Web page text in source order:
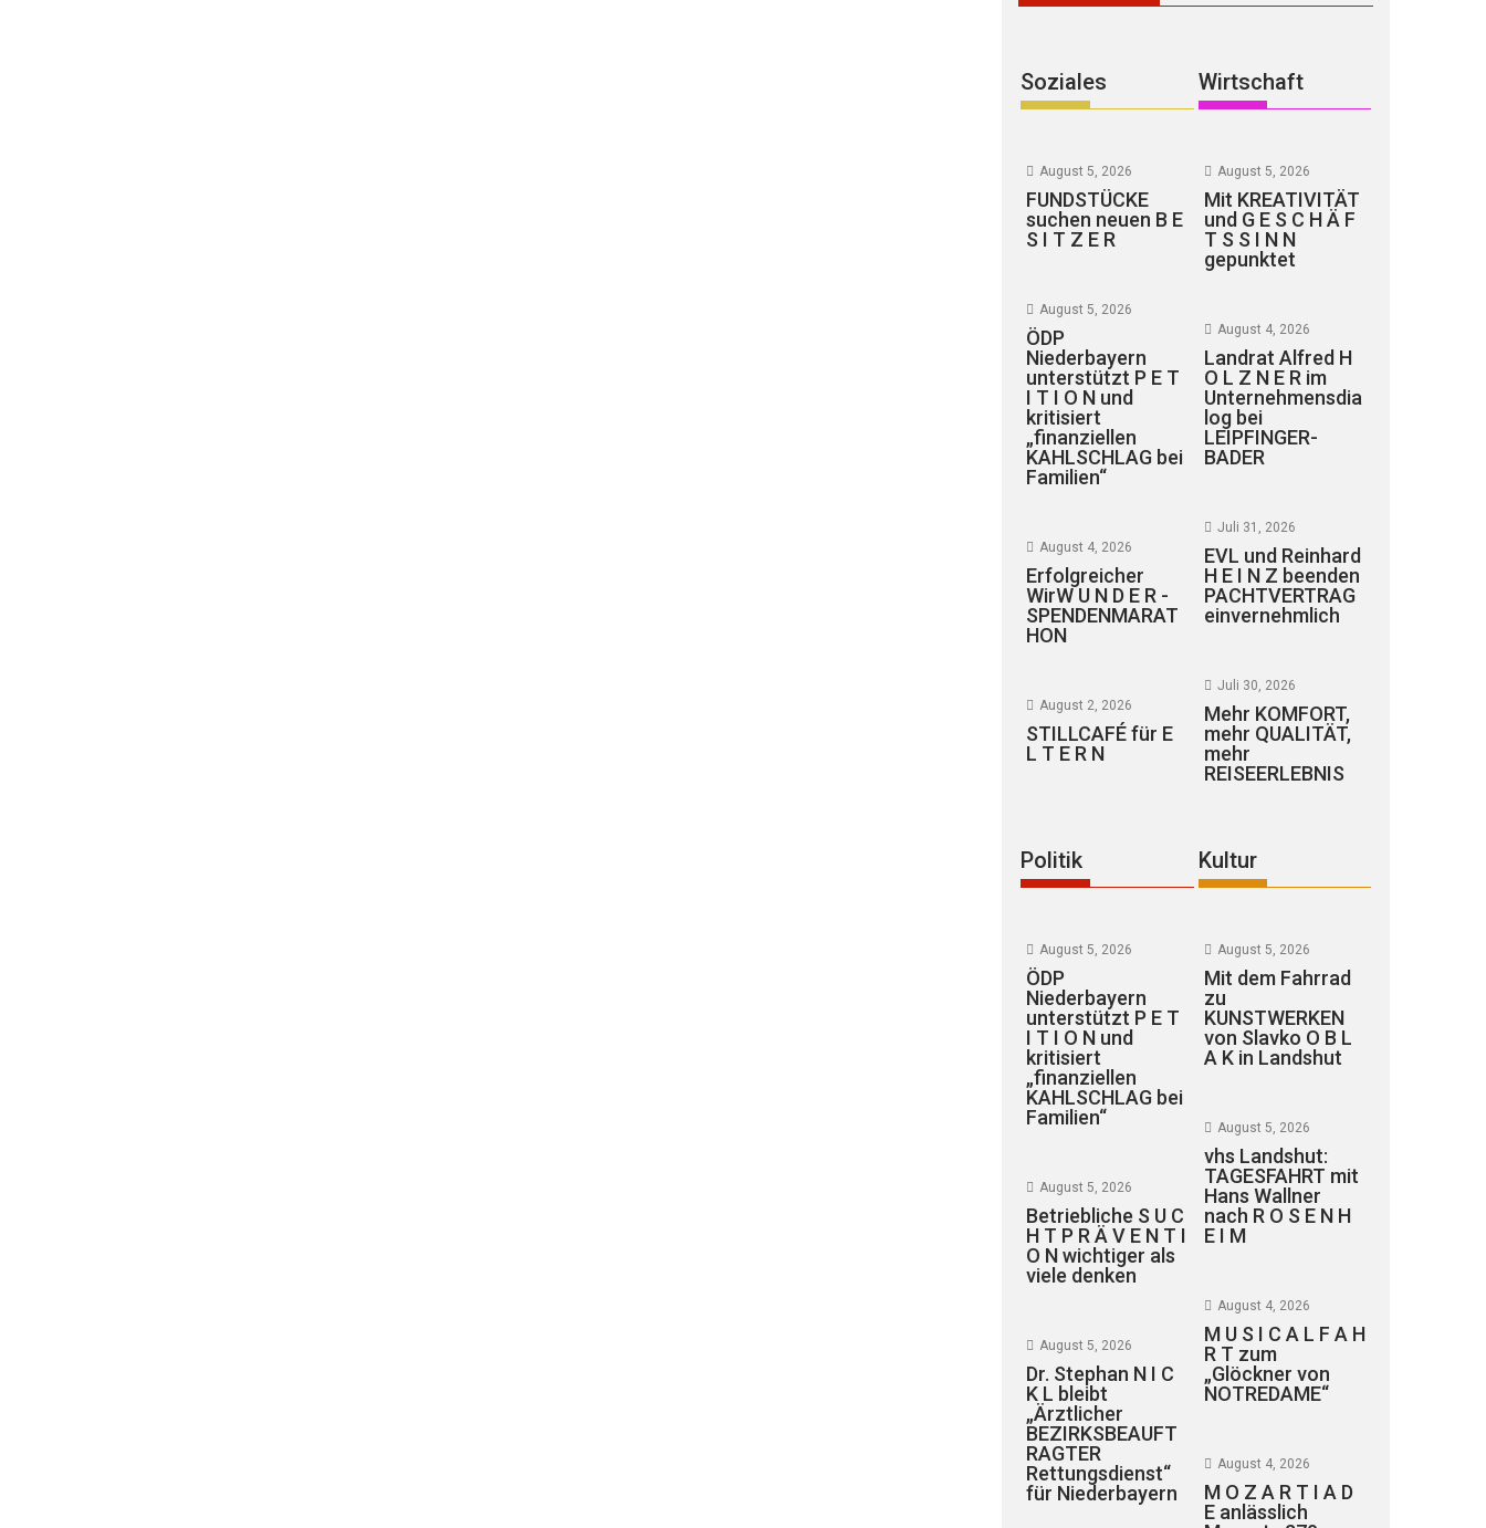
Soziales
August 5, 2026
FUNDSTÜCKE
suchen neuen B E
S I T Z E R
August 5, 2026
ÖDP
Niederbayern
unterstützt P E T
I T I O N und
kritisiert
„finanziellen
KAHLSCHLAG bei
Familien“
August 4, 2026
Erfolgreicher
WirW U N D E R -
SPENDENMARAT
HON
August 2, 2026
STILLCAFÉ für E
L T E R N
Wirtschaft
August 5, 2026
Mit KREATIVITÄT
und G E S C H Ä F
T S S I N N
gepunktet
August 4, 2026
Landrat Alfred H
O L Z N E R im
Unternehmensdia
log bei
LEIPFINGER-
BADER
Juli 31, 2026
EVL und Reinhard
H E I N Z beenden
PACHTVERTRAG
einvernehmlich
Juli 30, 2026
Mehr KOMFORT,
mehr QUALITÄT,
mehr
REISEERLEBNIS
Politik
August 5, 2026
ÖDP
Niederbayern
unterstützt P E T
I T I O N und
kritisiert
„finanziellen
KAHLSCHLAG bei
Familien“
August 5, 2026
Betriebliche S U C
H T P R Ä V E N T I
O N wichtiger als
viele denken
August 5, 2026
Dr. Stephan N I C
K L bleibt
„Ärztlicher
BEZIRKSBEAUFT
RAGTER
Rettungsdienst“
für Niederbayern
Kultur
August 5, 2026
Mit dem Fahrrad
zu
KUNSTWERKEN
von Slavko O B L
A K in Landshut
August 5, 2026
vhs Landshut:
TAGESFAHRT mit
Hans Wallner
nach R O S E N H
E I M
August 4, 2026
M U S I C A L F A H
R T zum
„Glöckner von
NOTREDAME“
August 4, 2026
M O Z A R T I A D
E anlässlich